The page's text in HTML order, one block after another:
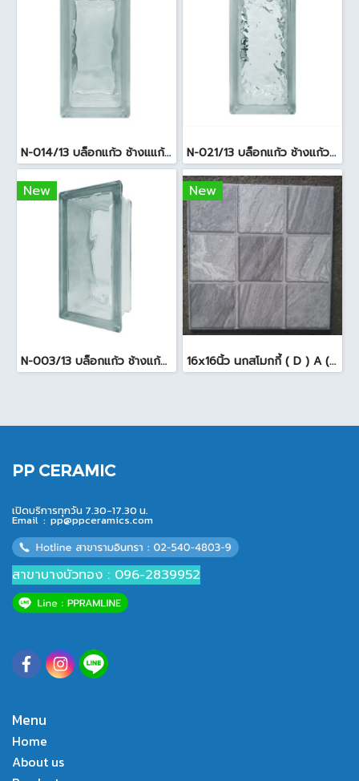
N-014/13 บล็อกแก้ว ช้างแแก้ว WOW หยาดเพชร ( 24x11.5x8 cm.) N-021/13 บล็อกแก้ว ช้างแก้ว WOW แก้วประดับฟ้า ( 24X11.5X8cm )
New
N-003/13 บล็อกแก้ว ช้างแก้ว WOW พริ้วแก้ว ( 24x11.5x8cm )
New
16x16นิ้ว นกสโมกกี้ ( D ) A (Pack6)
PP CERAMIC
เปิดบริการทุกวัน 7.30-17.30 น.
Email : pp@ppceramics.com
สาขาบางบัวทอง : 096-2839952
Menu
Home
About us